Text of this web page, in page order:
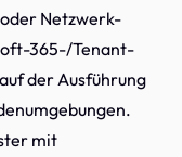
Netzwerk-
365-/Tenant-
der Ausführung
mit